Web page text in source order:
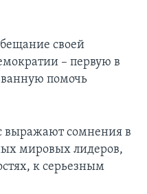
своей
– первую в
помочь
выражают сомнения в
мировых лидеров,
к серьезным